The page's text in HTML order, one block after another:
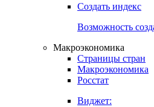
Создать индекс
Возможность
Макроэкономика
Страницы стран
Макроэкономика
Росстат
Виджет: